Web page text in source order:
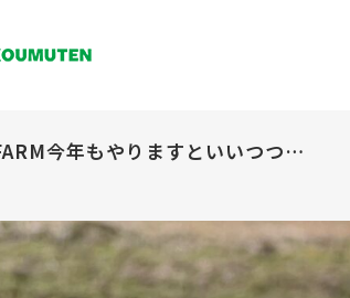
今年もやりますといいつつ…